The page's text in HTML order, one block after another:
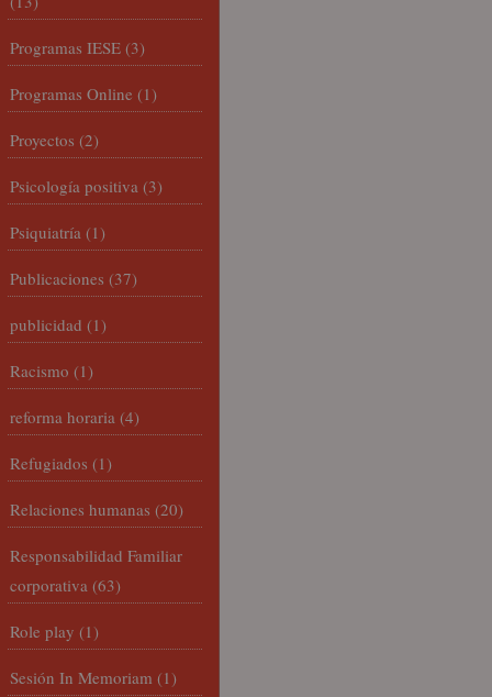
Programas IESE (3)
Programas Online (1)
Proyectos (2)
Psicología positiva (3)
Psiquiatría (1)
Publicaciones (37)
publicidad (1)
Racismo (1)
reforma horaria (4)
Refugiados (1)
Relaciones humanas (20)
Responsabilidad Familiar
corporativa (63)
Role play (1)
Sesión In Memoriam (1)